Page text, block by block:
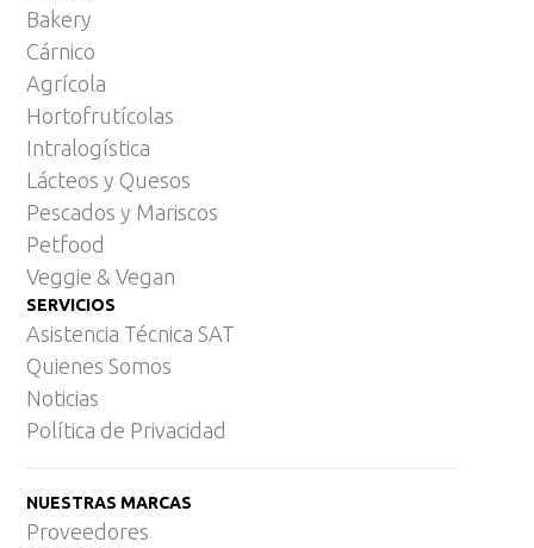
Bakery
Cárnico
Agrícola
Hortofrutícolas
Intralogística
Lácteos y Quesos
Pescados y Mariscos
Petfood
Veggie & Vegan
SERVICIOS
Asistencia Técnica SAT
Quienes Somos
Noticias
Política de Privacidad
NUESTRAS MARCAS
Proveedores